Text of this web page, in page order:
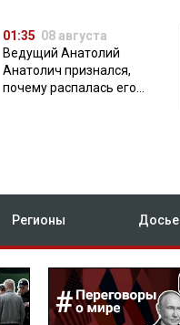
01:35 08 августа
Ведущий Анатолий
Анатолич признался,
почему распалась его
Регионы Досье